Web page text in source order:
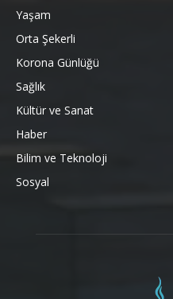
Yaşam
Orta Şekerli
Korona Günlüğü
Sağlık
Kültür ve Sanat
Haber
Bilim ve Teknoloji
Sosyal